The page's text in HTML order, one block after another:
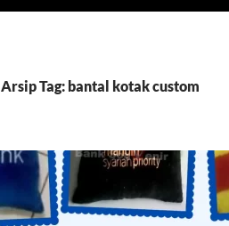
Arsip Tag: bantal kotak custom